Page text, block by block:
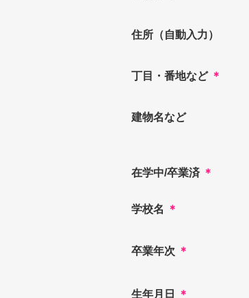
住所（自動入力）
丁目・番地など ＊
建物名など
在学中/卒業済 ＊
学校名 ＊
卒業年次 ＊
生年月日 ＊